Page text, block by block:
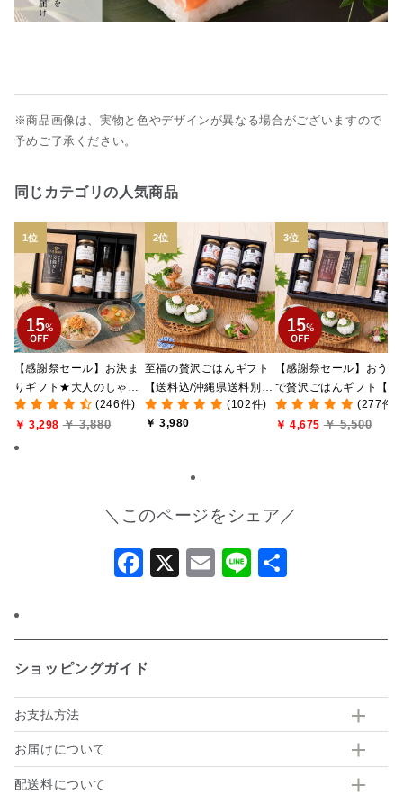
※商品画像は、実物と色やデザインが異なる場合がございますので
予めご了承ください。
同じカテゴリの人気商品
【感謝祭セール】お決ま
りギフト★大人のしゃけ
しゃけめんたい入り【送
料込/沖縄県送料別途】
【化粧箱包装付】
(246件)
￥ 3,298 ￥ 3,880
至福の贅沢ごはんギフト
【送料込/沖縄県送料別
途】【化粧箱包装付/オン
ライン限定】
(102件)
￥ 3,980
【感謝祭セール】おうち
で贅沢ごはんギフト【送
料無料/沖縄県送料別途】
【化粧箱包装付/オンライ
(277件)
￥ 4,675 ￥ 5,500
＼このページをシェア／
Facebook
X Email
Line
ショッピングガイド
お支払方法
お届けについて
配送料について